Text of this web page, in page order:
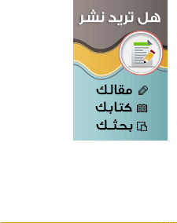
في بينزا وساراتوف وموردوفيا هذا العام